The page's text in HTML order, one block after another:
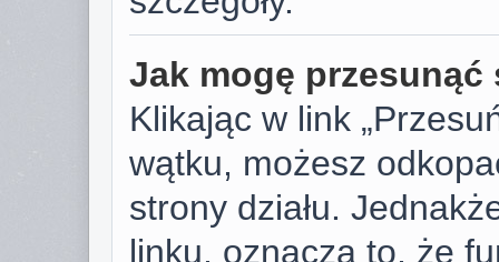
Jak mogę
Klikając w link
wątku, możesz
strony działu.
linku, oznacza to, że